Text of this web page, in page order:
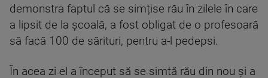
demonstra faptul că se simțise rău în zilele în care
a lipsit de la școală, a fost obligat de o profesoară
să facă 100 de sărituri, pentru a-l pedepsi.
În acea zi el a început să se simtă rău din nou și a